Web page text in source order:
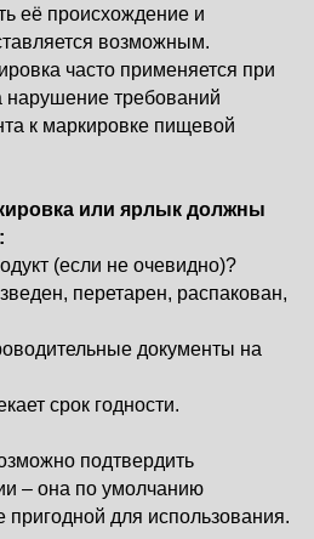
её происхождение и
возможным.
часто применяется при
требований
к маркировке пищевой
или ярлык должны
(если не очевидно)?
перетарен, распакован,
документы на
срок годности.
подтвердить
– она по умолчанию
пригодной для использования.